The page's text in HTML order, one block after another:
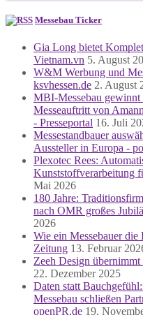
Messebau Ticker
Gia Long bietet
Vietnam.vn 5. August
W&M Werbung und
ksvhessen.de 2. August
MBI-Messebau
Messeauftritt von
- Presseportal 16. Juli
Messestandbauer
Aussteller in Europa -
Plexotec Rees:
Kunststoffverarbeitung
Mai 2026
180 Jahre:
nach OMR großes
2026
Wie ein Messebauer
Zeitung 13. Februar
Zeeh Design
22. Dezember 2025
Daten statt
Messebau schließen
openPR.de 19.